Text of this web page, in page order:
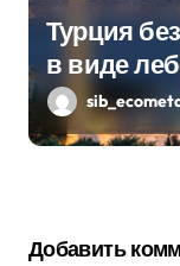
Турция
в виде
Добавить